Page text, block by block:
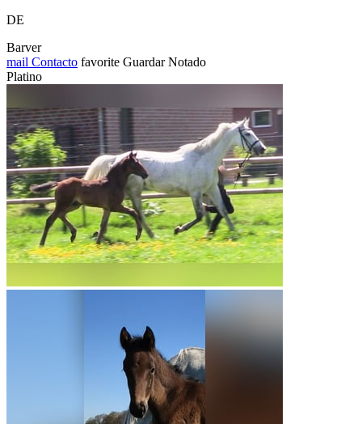
DE
Barver
mail Contacto favorite Guardar Notado
Platino